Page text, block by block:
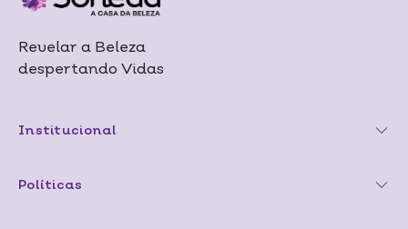
Revelar a Beleza
despertando Vidas
Institucional
Políticas